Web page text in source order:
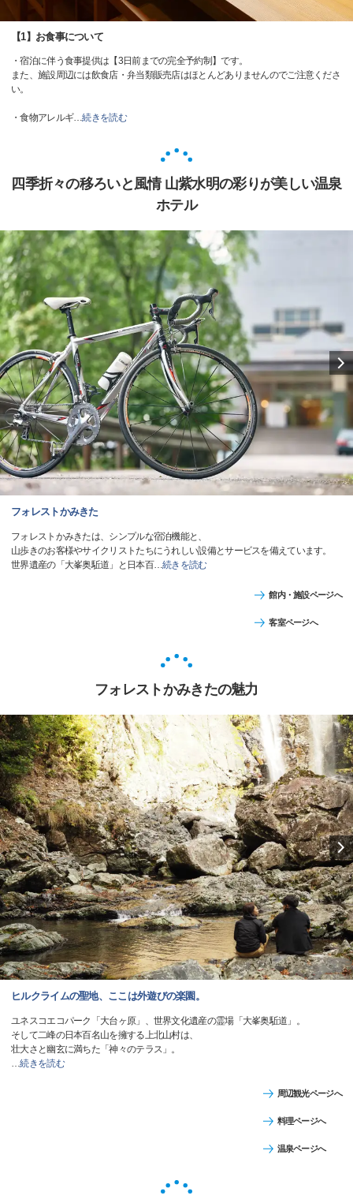
【1】お食事について
・宿泊に伴う食事提供は【3日前までの完全予約制】です。
また、施設周辺には飲食店・弁当類販売店はほとんどありませんのでご注意くださ
い。
・食物アレルギ…続きを読む
四季折々の移ろいと風情 山紫水明の彩りが美しい温泉
ホテル
フォレストかみきた
フォレストかみきたは、シンプルな宿泊機能と、
山歩きのお客様やサイクリストたちにうれしい設備とサービスを備えています。
世界遺産の「大峯奥駈道」と日本百…続きを読む
館内・施設ページへ
客室ページへ
フォレストかみきたの魅力
ヒルクライムの聖地、ここは外遊びの楽園。
ユネスコエコパーク「大台ヶ原」、世界文化遺産の霊場「大峯奥駈道」。
そして二峰の日本百名山を擁する上北山村は、
壮大さと幽玄に満ちた「神々のテラス」。
…続きを読む
周辺観光ページへ
料理ページへ
温泉ページへ